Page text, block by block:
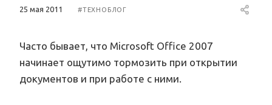
25 мая 2011 #ТЕХНОБЛОГ
Часто бывает, что Microsoft Office 2007
начинает ощутимо тормозить при открытии
документов и при работе с ними.